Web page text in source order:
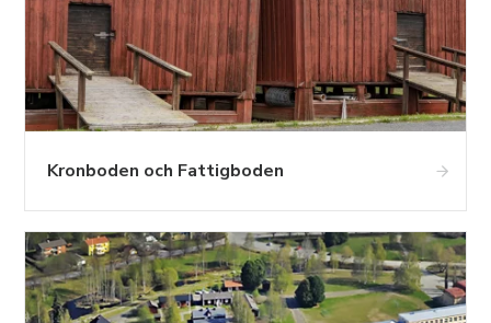
Kronboden och Fattigboden